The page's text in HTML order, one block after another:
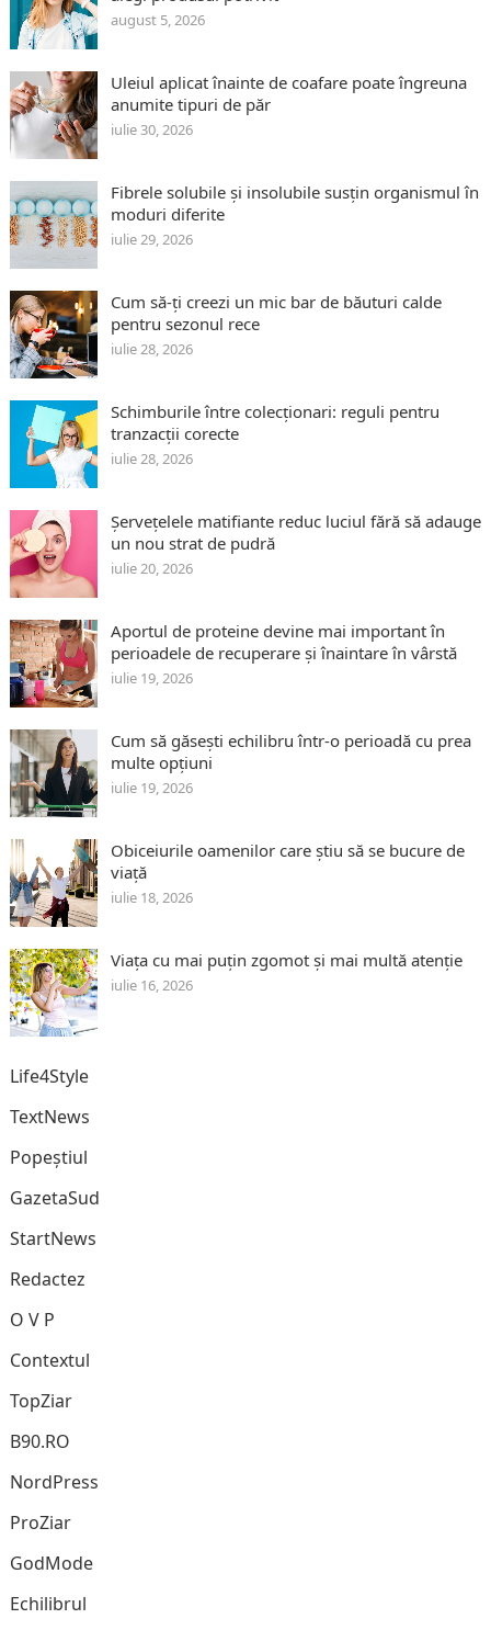
august 5, 2026
Uleiul aplicat înainte de coafare poate îngreuna
anumite tipuri de păr
iulie 30, 2026
Fibrele solubile și insolubile susțin organismul în
moduri diferite
iulie 29, 2026
Cum să-ți creezi un mic bar de băuturi calde
pentru sezonul rece
iulie 28, 2026
Schimburile între colecționari: reguli pentru
tranzacții corecte
iulie 28, 2026
Șervețelele matifiante reduc luciul fără să adauge
un nou strat de pudră
iulie 20, 2026
Aportul de proteine devine mai important în
perioadele de recuperare și înaintare în vârstă
iulie 19, 2026
Cum să găsești echilibru într-o perioadă cu prea
multe opțiuni
iulie 19, 2026
Obiceiurile oamenilor care știu să se bucure de
viață
iulie 18, 2026
Viața cu mai puțin zgomot și mai multă atenție
iulie 16, 2026
Life4Style
TextNews
Popeștiul
GazetaSud
StartNews
Redactez
O V P
Contextul
TopZiar
B90.RO
NordPress
ProZiar
GodMode
Echilibrul